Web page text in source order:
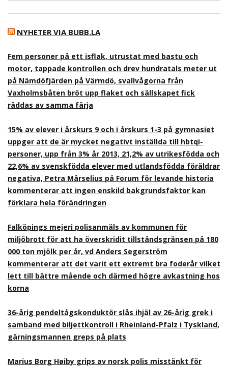
NYHETER VIA BUBB.LA
Fem personer på ett isflak, utrustat med bastu och
motor, tappade kontrollen och drev hundratals meter ut
på Nämdöfjärden på Värmdö, svallvågorna från
Vaxholmsbåten bröt upp flaket och sällskapet fick
räddas av samma färja
15% av elever i årskurs 9 och i årskurs 1-3 på gymnasiet
uppger att de är mycket negativt inställda till hbtqi-
personer, upp från 3% år 2013, 21,2% av utrikesfödda och
22,6% av svenskfödda elever med utlandsfödda föräldrar
negativa, Petra Mårselius på Forum för levande historia
kommenterar att ingen enskild bakgrundsfaktor kan
förklara hela förändringen
Falköpings mejeri polisanmäls av kommunen för
miljöbrott för att ha överskridit tillståndsgränsen på 180
000 ton mjölk per år, vd Anders Segerström
kommenterar att det varit ett extremt bra foderår vilket
lett till bättre mående och därmed högre avkastning hos
korna
36-årig pendeltågskonduktör slås ihjäl av 26-årig grek i
samband med biljettkontroll i Rheinland-Pfalz i Tyskland,
gärningsmannen greps på plats
Marius Borg Høiby grips av norsk polis misstänkt för